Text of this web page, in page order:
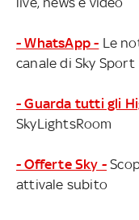
- WhatsApp - Le
canale di Sky Sport
- Guarda tutti gli
SkyLightsRoom
- Offerte Sky -
attivale subito